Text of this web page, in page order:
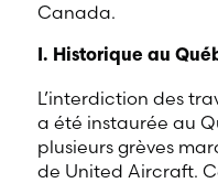
Canada.
I. Historique au
L’interdiction des
a été instaurée au
plusieurs grèves
de United Aircraft.